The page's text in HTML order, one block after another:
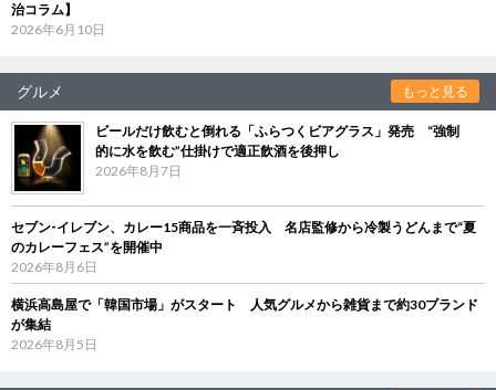
治コラム】
2026年6月10日
グルメ もっと見る
ビールだけ飲むと倒れる「ふらつくビアグラス」発売 “強制
的に水を飲む”仕掛けで適正飲酒を後押し
2026年8月7日
セブン‐イレブン、カレー15商品を一斉投入 名店監修から冷製うどんまで“夏
のカレーフェス”を開催中
2026年8月6日
横浜高島屋で「韓国市場」がスタート 人気グルメから雑貨まで約30ブランド
が集結
2026年8月5日